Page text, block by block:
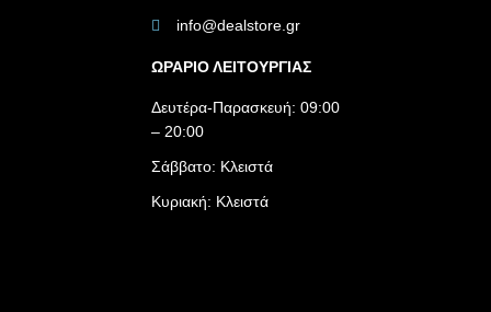
info@dealstore.gr
ΩΡΑΡΙΟ ΛΕΙΤΟΥΡΓΙΑΣ​
Δευτέρα-Παρασκευή: 09:00
– 20:00
Σάββατο: Κλειστά
Κυριακή: Κλειστά